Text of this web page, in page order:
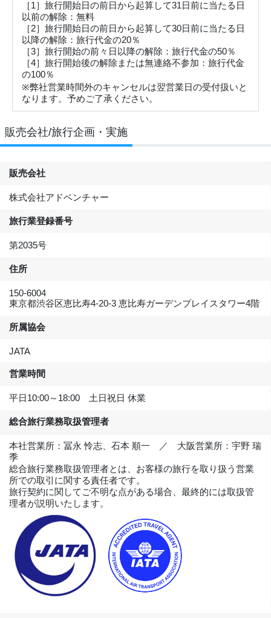
［1］旅行開始日の前日から起算して31日前に当たる日
以前の解除：無料
［2］旅行開始日の前日から起算して30日前に当たる日
以降の解除：旅行代金の20％
［3］旅行開始の前々日以降の解除：旅行代金の50％
［4］旅行開始後の解除または無連絡不参加：旅行代金
の100％
※弊社営業時間外のキャンセルは翌営業日の受付扱いと
なります。予めご了承ください。
販売会社/旅行企画・実施
販売会社
株式会社アドベンチャー
旅行業登録番号
第2035号
住所
150-6004
東京都渋谷区恵比寿4-20-3 恵比寿ガーデンプレイスタワー4階
所属協会
JATA
営業時間
平日10:00～18:00 土日祝日 休業
総合旅行業務取扱管理者
本社営業所：冨永 怜志、石本 順一 ／ 大阪営業所：宇野 瑞
季
総合旅行業務取扱管理者とは、お客様の旅行を取り扱う営業
所での取引に関する責任者です。
旅行契約に関してご不明な点がある場合、最終的には取扱管
理者が説明いたします。